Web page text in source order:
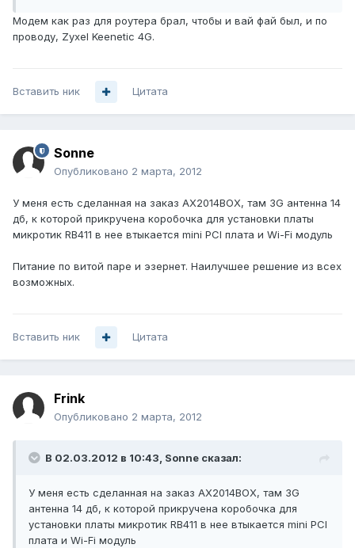
Модем как раз для роутера брал, чтобы и вай фай был, и по
проводу, Zyxel Keenetic 4G.
Вставить ник Цитата
Sonne
Опубликовано 2 марта, 2012
У меня есть сделанная на заказ AX2014BOX, там 3G антенна 14
дб, к которой прикручена коробочка для установки платы
микротик RB411 в нее втыкается mini PCI плата и Wi-Fi модуль
Питание по витой паре и эзернет. Наилучшее решение из всех
возможных.
Вставить ник Цитата
Frink
Опубликовано 2 марта, 2012
В 02.03.2012 в 10:43, Sonne сказал:
У меня есть сделанная на заказ AX2014BOX, там 3G
антенна 14 дб, к которой прикручена коробочка для
установки платы микротик RB411 в нее втыкается mini PCI
плата и Wi-Fi модуль